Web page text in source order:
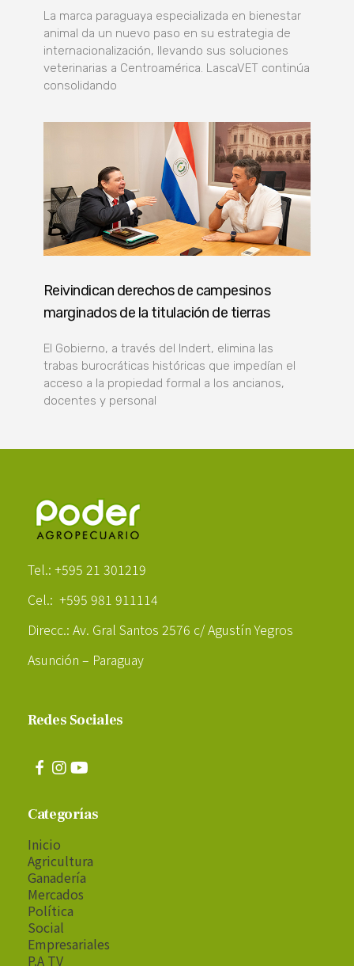
La marca paraguaya especializada en bienestar
animal da un nuevo paso en su estrategia de
internacionalización, llevando sus soluciones
veterinarias a Centroamérica. LascaVET continúa
consolidando
Reivindican derechos de campesinos
marginados de la titulación de tierras
El Gobierno, a través del Indert, elimina las
trabas burocráticas históricas que impedían el
acceso a la propiedad formal a los ancianos,
docentes y personal
Tel.: +595 21 301219
Cel.: +595 981 911114
Direcc.: Av. Gral Santos 2576 c/ Agustín Yegros
Asunción – Paraguay
Redes Sociales
Categorías
Inicio
Agricultura
Ganadería
Mercados
Política
Social
Empresariales
P.A TV